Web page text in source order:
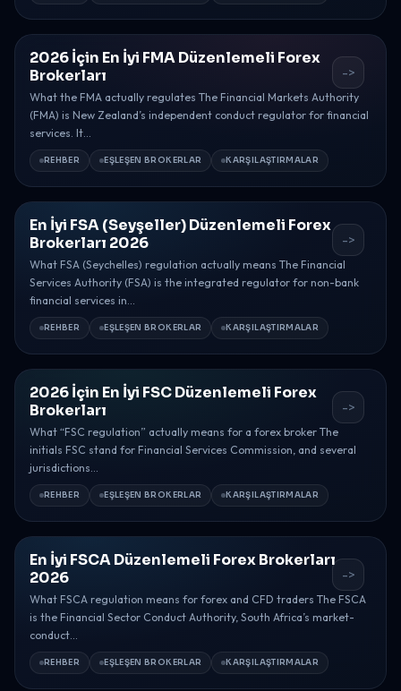
2026 İçin En İyi FMA Düzenlemeli Forex
Brokerları
What the FMA actually regulates The Financial Markets Authority
(FMA) is New Zealand’s independent conduct regulator for financial
services. It...
REHBER EŞLEŞEN BROKERLAR KARŞILAŞTIRMALAR
->
En İyi FSA (Seyşeller) Düzenlemeli Forex
Brokerları 2026
What FSA (Seychelles) regulation actually means The Financial
Services Authority (FSA) is the integrated regulator for non-bank
financial services in...
REHBER EŞLEŞEN BROKERLAR KARŞILAŞTIRMALAR
->
2026 İçin En İyi FSC Düzenlemeli Forex
Brokerları
What “FSC regulation” actually means for a forex broker The
initials FSC stand for Financial Services Commission, and several
jurisdictions...
REHBER EŞLEŞEN BROKERLAR KARŞILAŞTIRMALAR
->
En İyi FSCA Düzenlemeli Forex Brokerları
2026
What FSCA regulation means for forex and CFD traders The FSCA
is the Financial Sector Conduct Authority, South Africa’s market-
conduct...
REHBER EŞLEŞEN BROKERLAR KARŞILAŞTIRMALAR
->